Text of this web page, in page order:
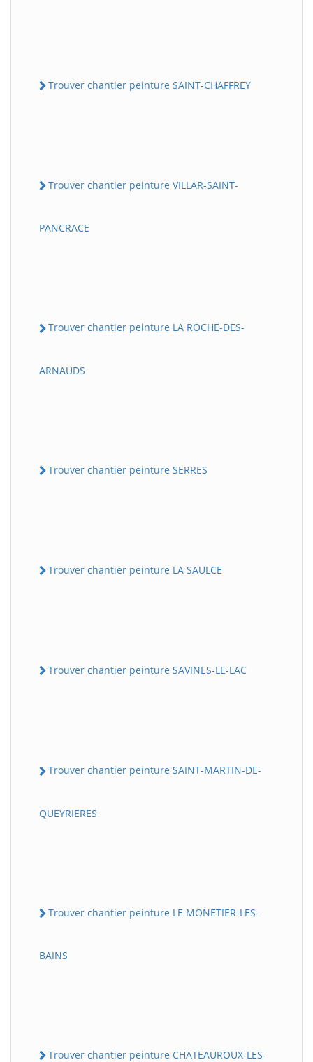
Trouver chantier peinture SAINT-CHAFFREY
Trouver chantier peinture VILLAR-SAINT-
PANCRACE
Trouver chantier peinture LA ROCHE-DES-
ARNAUDS
Trouver chantier peinture SERRES
Trouver chantier peinture LA SAULCE
Trouver chantier peinture SAVINES-LE-LAC
Trouver chantier peinture SAINT-MARTIN-DE-
QUEYRIERES
Trouver chantier peinture LE MONETIER-LES-
BAINS
Trouver chantier peinture CHATEAUROUX-LES-